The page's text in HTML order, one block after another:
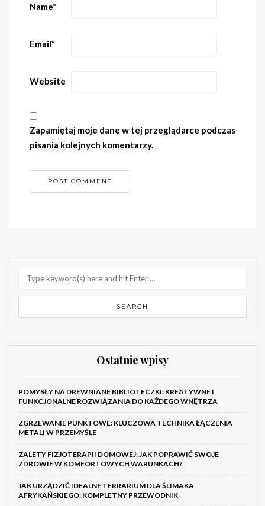
Name*
Email*
Website
Zapamiętaj moje dane w tej przeglądarce podczas
pisania kolejnych komentarzy.
Ostatnie wpisy
POMYSŁY NA DREWNIANE BIBLIOTECZKI: KREATYWNE I
FUNKCJONALNE ROZWIĄZANIA DO KAŻDEGO WNĘTRZA
ZGRZEWANIE PUNKTOWE: KLUCZOWA TECHNIKA ŁĄCZENIA
METALI W PRZEMYŚLE
ZALETY FIZJOTERAPII DOMOWEJ: JAK POPRAWIĆ SWOJE
ZDROWIE W KOMFORTOWYCH WARUNKACH?
JAK URZĄDZIĆ IDEALNE TERRARIUM DLA ŚLIMAKA
AFRYKAŃSKIEGO: KOMPLETNY PRZEWODNIK